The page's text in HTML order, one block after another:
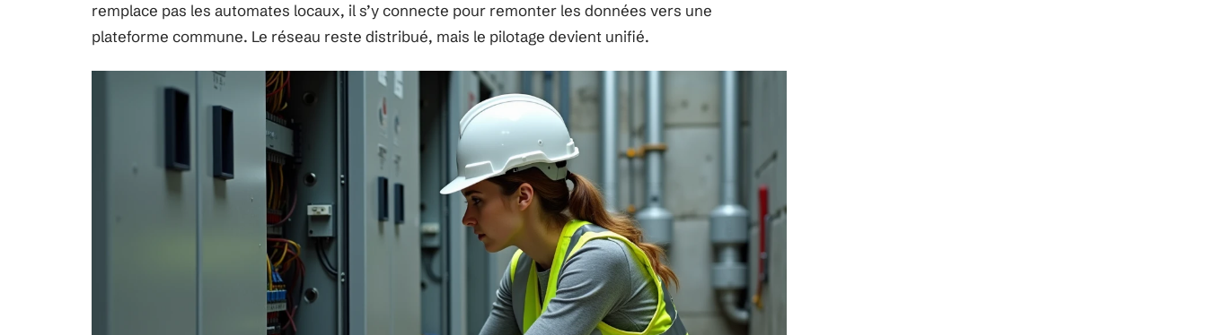
remplace pas les automates locaux, il s’y connecte pour remonter les données vers une
plateforme commune. Le réseau reste distribué, mais le pilotage devient unifié.